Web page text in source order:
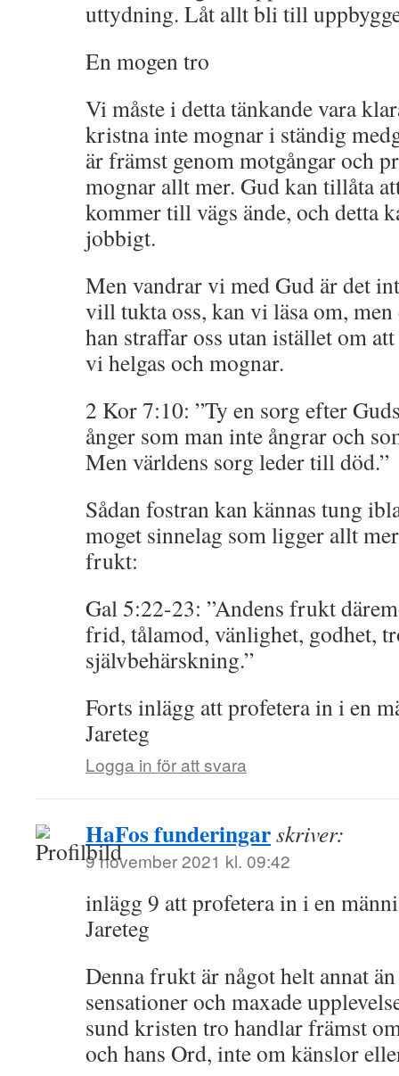
uttydning. Låt allt bli till
En mogen tro
Vi måste i detta tänkande vara
kristna inte mognar i ständig
är främst genom motgångar och
mognar allt mer. Gud kan tillåta
kommer till vägs ände, och detta
jobbigt.
Men vandrar vi med Gud är det
vill tukta oss, kan vi läsa om,
han straffar oss utan istället om
vi helgas och mognar.
2 Kor 7:10: ”Ty en sorg efter
ånger som man inte ångrar och
Men världens sorg leder till död.”
Sådan fostran kan kännas tung
moget sinnelag som ligger allt
frukt:
Gal 5:22-23: ”Andens frukt
frid, tålamod, vänlighet, godhet,
självbehärskning.”
Forts inlägg att profetera in i en
Jareteg
Logga in för att svara
HaFos funderingarskriver:
9 november 2021 kl. 09:42
inlägg 9 att profetera in i en
Jareteg
Denna frukt är något helt annat
sensationer och maxade
sund kristen tro handlar främst
och hans Ord, inte om känslor